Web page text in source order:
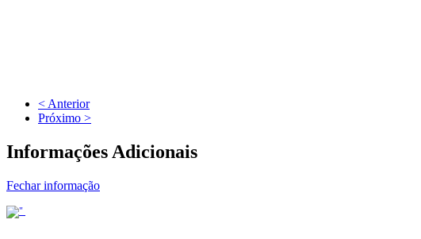
< Anterior
Próximo >
Informações Adicionais
Fechar informação